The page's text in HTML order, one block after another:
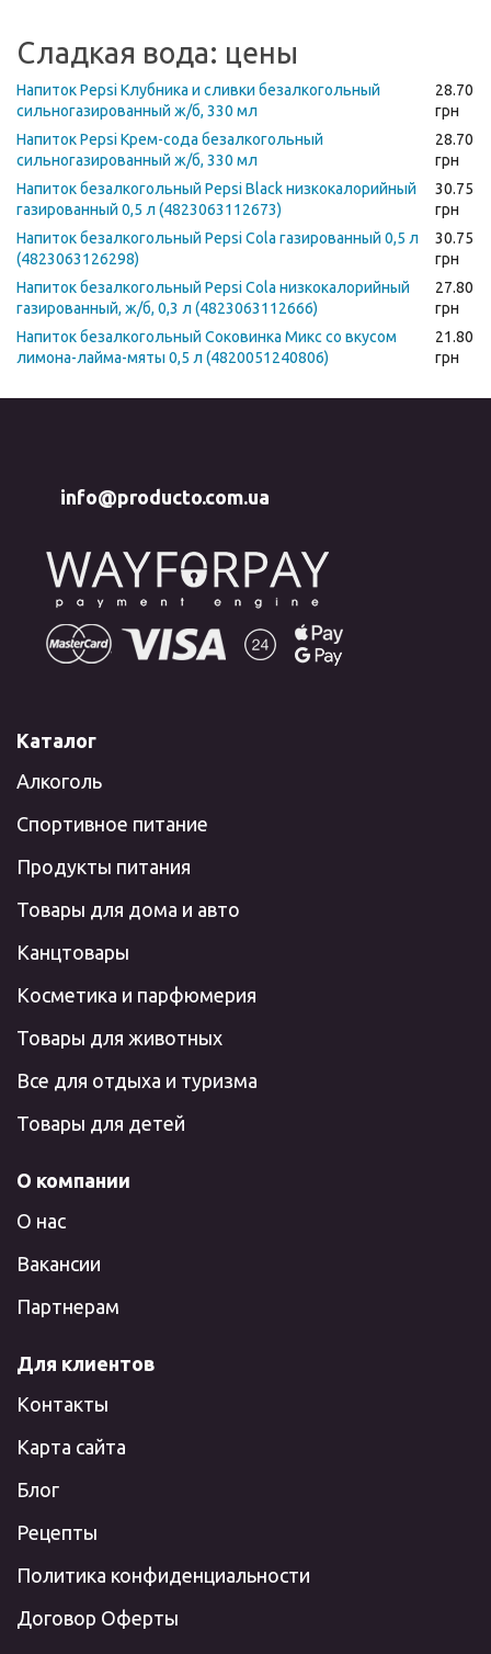
Сладкая вода: цены
Напиток Pepsi Клубника и сливки безалкогольный
сильногазированный ж/б, 330 мл
28.70
грн
Напиток Pepsi Крем-сода безалкогольный
сильногазированный ж/б, 330 мл
28.70
грн
Напиток безалкогольный Pepsi Black низкокалорийный
газированный 0,5 л (4823063112673)
30.75
грн
Напиток безалкогольный Pepsi Cola газированный 0,5 л
(4823063126298)
30.75
грн
Напиток безалкогольный Pepsi Cola низкокалорийный
газированный, ж/б, 0,3 л (4823063112666)
27.80
грн
Напиток безалкогольный Соковинка Микс со вкусом
лимона-лайма-мяты 0,5 л (4820051240806)
21.80
грн
info@producto.com.ua
Каталог
Алкоголь
Спортивное питание
Продукты питания
Товары для дома и авто
Канцтовары
Косметика и парфюмерия
Товары для животных
Все для отдыха и туризма
Товары для детей
О компании
О нас
Вакансии
Партнерам
Для клиентов
Контакты
Карта сайта
Блог
Рецепты
Политика конфиденциальности
Договор Оферты